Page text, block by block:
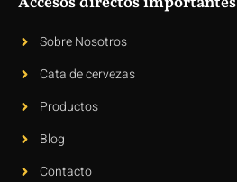
Sobre Nosotros
Cata de cervezas
Productos
Blog
Contacto